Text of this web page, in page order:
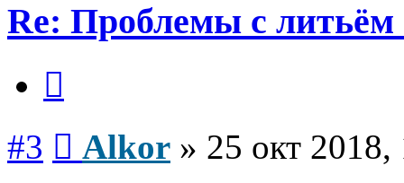
Re: Проблемы с
#3 Alkor » 25 окт 2018,